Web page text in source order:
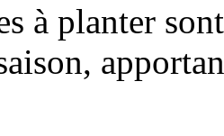
à planter